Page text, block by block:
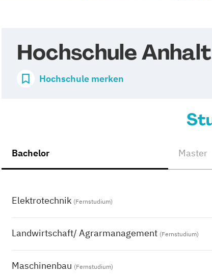
Hochschule Anhalt
Hochschule merken
Bachelor Master
Elektrotechnik (Fernstudium)
Landwirtschaft/ Agrarmanagement (Fernstudium)
Maschinenbau (Fernstudium)